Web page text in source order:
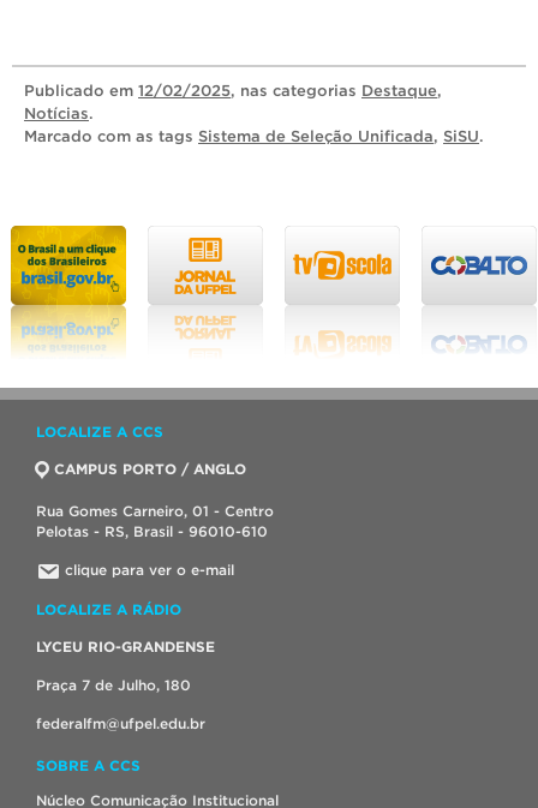
Publicado em 12/02/2025, nas categorias Destaque,
Notícias.
Marcado com as tags Sistema de Seleção Unificada, SiSU.
LOCALIZE A CCS
CAMPUS PORTO / ANGLO
Rua Gomes Carneiro, 01 - Centro
Pelotas - RS, Brasil - 96010-610
clique para ver o e-mail
LOCALIZE A RÁDIO
LYCEU RIO-GRANDENSE
Praça 7 de Julho, 180
federalfm@ufpel.edu.br
SOBRE A CCS
Núcleo Comunicação Institucional